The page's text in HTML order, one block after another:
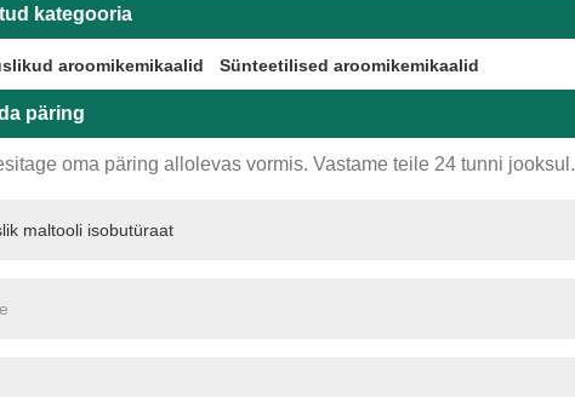
kategooria
aroomikemikaalid Sünteetilised aroomikemikaalid
päring
oma päring allolevas vormis. Vastame teile 24 tunni jooksul.